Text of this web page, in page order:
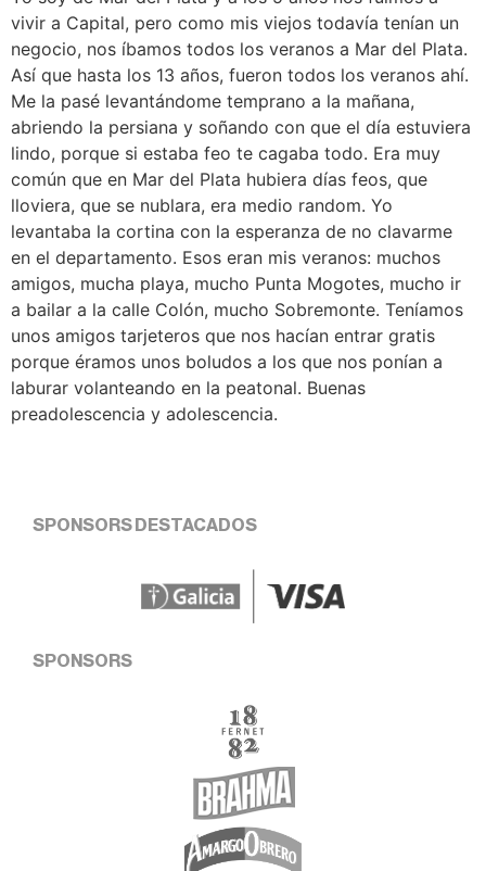
vivir a Capital, pero como mis viejos todavía tenían un
negocio, nos íbamos todos los veranos a Mar del Plata.
Así que hasta los 13 años, fueron todos los veranos ahí.
Me la pasé levantándome temprano a la mañana,
abriendo la persiana y soñando con que el día estuviera
lindo, porque si estaba feo te cagaba todo. Era muy
común que en Mar del Plata hubiera días feos, que
lloviera, que se nublara, era medio random. Yo
levantaba la cortina con la esperanza de no clavarme
en el departamento. Esos eran mis veranos: muchos
amigos, mucha playa, mucho Punta Mogotes, mucho ir
a bailar a la calle Colón, mucho Sobremonte. Teníamos
unos amigos tarjeteros que nos hacían entrar gratis
porque éramos unos boludos a los que nos ponían a
laburar volanteando en la peatonal. Buenas
preadolescencia y adolescencia.
SPONSORS DESTACADOS
SPONSORS